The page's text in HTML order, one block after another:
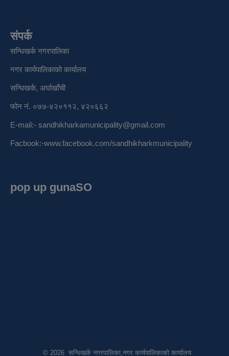
संपर्क
सन्धिखर्क नगरपालिका
नगर कार्यपालिकाको कार्यालय
सन्धिखर्क, अर्घाखाँची
फोन नं. ०७७-४२०११२, ४२०६६२
E-mail:- sandhikharkamunicipality@gmail.com
Facbook:-www.facebook.com/sandhikharkmunicipality
pop up gunaSO
© 2026 सन्धिखर्क नगरपालिका,नगर कार्यपालिकाको कार्यालय